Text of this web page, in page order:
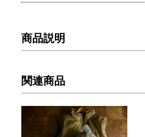
商品説明
関連商品